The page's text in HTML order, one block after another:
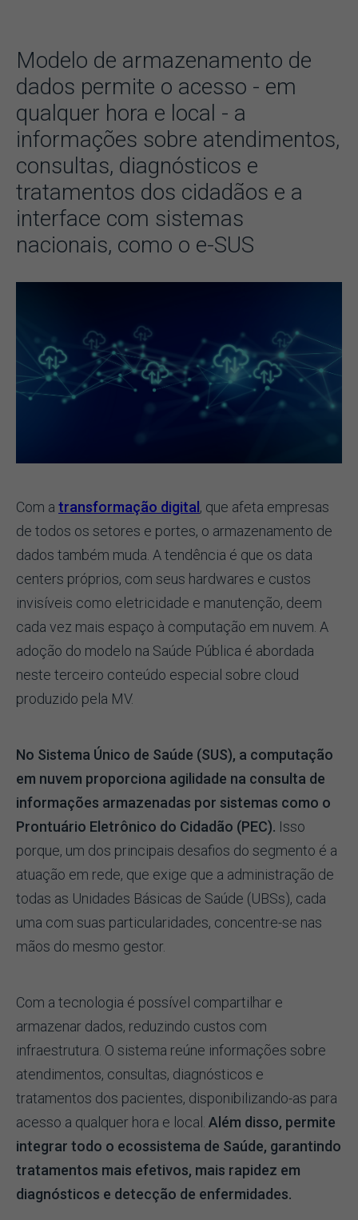
Modelo de armazenamento de
dados permite o acesso - em
qualquer hora e local - a
informações sobre atendimentos,
consultas, diagnósticos e
tratamentos dos cidadãos e a
interface com sistemas
nacionais, como o e-SUS
Com a transformação digital, que afeta empresas
de todos os setores e portes, o armazenamento de
dados também muda. A tendência é que os data
centers próprios, com seus hardwares e custos
invisíveis como eletricidade e manutenção, deem
cada vez mais espaço à computação em nuvem. A
adoção do modelo na Saúde Pública é abordada
neste terceiro conteúdo especial sobre cloud
produzido pela MV.
No Sistema Único de Saúde (SUS), a computação
em nuvem proporciona agilidade na consulta de
informações armazenadas por sistemas como o
Prontuário Eletrônico do Cidadão (PEC). Isso
porque, um dos principais desafios do segmento é a
atuação em rede, que exige que a administração de
todas as Unidades Básicas de Saúde (UBSs), cada
uma com suas particularidades, concentre-se nas
mãos do mesmo gestor.
Com a tecnologia é possível compartilhar e
armazenar dados, reduzindo custos com
infraestrutura. O sistema reúne informações sobre
atendimentos, consultas, diagnósticos e
tratamentos dos pacientes, disponibilizando-as para
acesso a qualquer hora e local. Além disso, permite
integrar todo o ecossistema de Saúde, garantindo
tratamentos mais efetivos, mais rapidez em
diagnósticos e detecção de enfermidades.